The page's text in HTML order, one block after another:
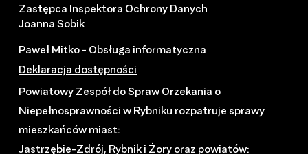
Zastępca Inspektora Ochrony Danych
Joanna Sobik
Paweł Mitko - Obsługa informatyczna
Deklaracja dostępności
Powiatowy Zespół do Spraw Orzekania o
Niepełnosprawności w Rybniku rozpatruje sprawy
mieszkańców miast:
Jastrzębie-Zdrój, Rybnik i Żory oraz powiatów: